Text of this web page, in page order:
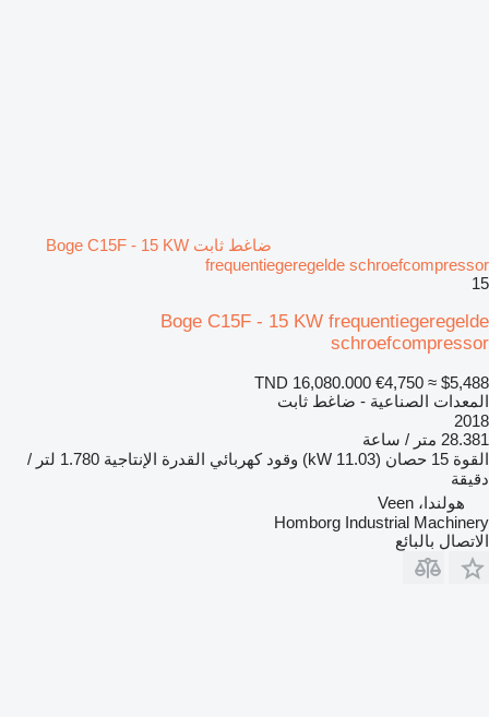
ضاغط ثابت Boge C15F - 15 KW
frequentiegeregelde schroefcompressor
15
Boge C15F - 15 KW frequentiegeregelde
schroefcompressor
TND 16,080.000 €4,750 ≈ $5,488
المعدات الصناعية - ضاغط ثابت
2018
28.381 متر / ساعة
القوة 15 حصان (11.03 kW) وقود كهربائي القدرة الإنتاجية
1.780 لتر /
دقيقة
هولندا، Veen
Homborg Industrial Machinery
الاتصال بالبائع